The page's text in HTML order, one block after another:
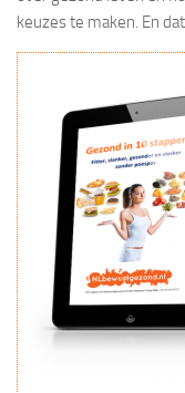
keuzes te maken. En